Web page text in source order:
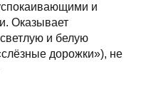
и
Оказывает
и белую
дорожки»), не